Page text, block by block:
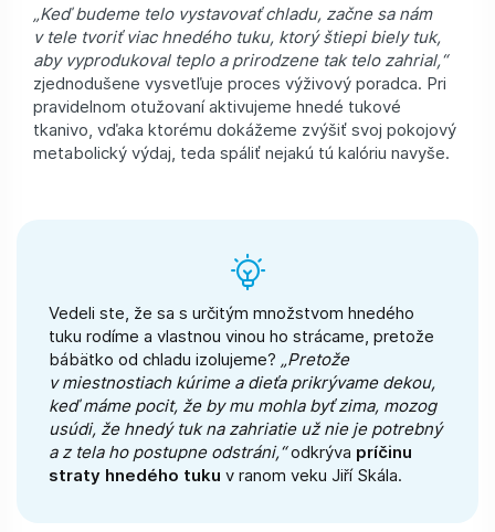
„Keď budeme telo vystavovať chladu, začne sa nám
v tele tvoriť viac hnedého tuku, ktorý štiepi biely tuk,
aby vyprodukoval teplo a prirodzene tak telo zahrial,“
zjednodušene vysvetľuje proces výživový poradca. Pri
pravidelnom otužovaní aktivujeme hnedé tukové
tkanivo, vďaka ktorému dokážeme zvýšiť svoj pokojový
metabolický výdaj, teda spáliť nejakú tú kalóriu navyše.
Vedeli ste, že sa s určitým množstvom hnedého
tuku rodíme a vlastnou vinou ho strácame, pretože
bábätko od chladu izolujeme? „Pretože
v miestnostiach kúrime a dieťa prikrývame dekou,
keď máme pocit, že by mu mohla byť zima, mozog
usúdi, že hnedý tuk na zahriatie už nie je potrebný
a z tela ho postupne odstráni,“odkrýva príčinu
straty hnedého tuku v ranom veku Jiří Skála.